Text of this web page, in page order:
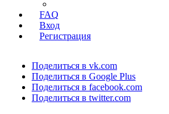
FAQ
Вход
Регистрация
Поделиться в vk.com
Поделиться в Google Plus
Поделиться в facebook.com
Поделиться в twitter.com